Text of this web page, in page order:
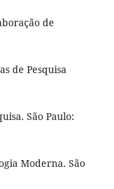
de
de Pesquisa
São Paulo:
Moderna. São